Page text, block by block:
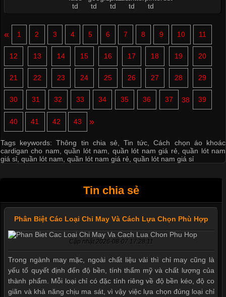
« 1 2 3 4 5 6 7 8 9 10 11
12 13 14 15 16 17 18 19 20
21 22 23 24 25 26 27 28 29
30 31 32 33 34 35 36 37 38 39
40 41 42 43 »
Tags keywords:Thông tin chia sẻ ,Tin tức ,Cách chọn áo khoác
cardigan cho nam ,quần lót nam quần lót nam giá rẻ ,quần lót nam
giá sỉ quần lót nam quần lót nam giá rẻ quần lót nam giá sỉ
Tin chia sẻ
Phân Biệt Các Loại Chỉ May Và Cách Lựa Chọn Phù Hợp
Cập nhật 2026-08-07 17:28:11
Trong ngành may mặc, ngoài chất liệu vải thì chỉ may cũng là
yếu tố quyết định đến độ bền, tính thẩm mỹ và chất lượng của
thành phẩm. Mỗi loại chỉ có đặc tính riêng về độ bền kéo, độ co
giãn và khả năng chịu ma sát, vì vậy việc lựa chọn đúng loại chỉ